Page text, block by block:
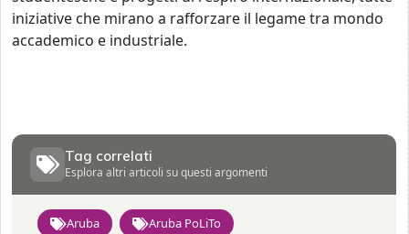
iniziative che mirano a rafforzare il legame tra mondo
accademico e industriale.
Tag correlati
Esplora altri articoli su questi argomenti
Aruba Aruba PoLiTo